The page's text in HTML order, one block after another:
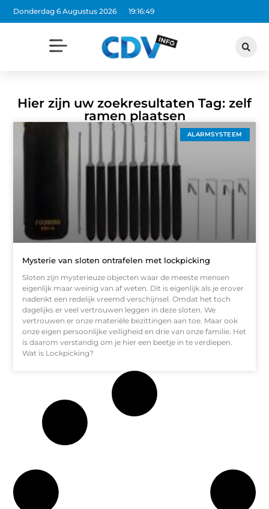
Donderdag 6 Augustus 2026 19:16:49
Hier zijn uw zoekresultaten Tag: zelf
ramen plaatsen
ALARMSYSTEEM
Mysterie van sloten ontrafelen met lockpicking
Sloten zijn mysterieuze objecten waar de meeste mensen
eigenlijk maar weinig van af weten. Dit is eigenlijk als je erover
nadenkt een redelijk vreemd verschijnsel. Omdat het toch
dagelijks er veel vertrouwen leggen in deze sloten. We
vertrouwen er onze materiële bezittingen aan toe. Maar ook
onze eigen persoonlijke veiligheid en drie van onze familie. Het
is daarom verstandig om je hier een beetje in te verdiepen.
Wat is Lockpicking?